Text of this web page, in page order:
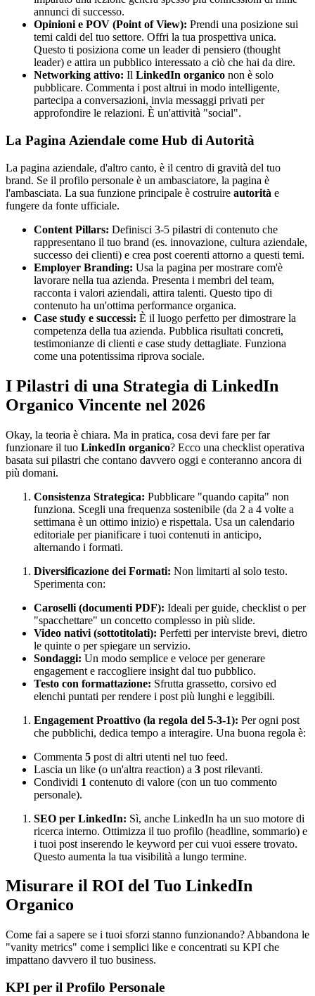
annunci di successo.
Opinioni e POV (Point of View): Prendi una posizione sui
temi caldi del tuo settore. Offri la tua prospettiva unica.
Questo ti posiziona come un leader di pensiero (thought
leader) e attira un pubblico interessato a ciò che hai da dire.
Networking attivo: Il LinkedIn organico non è solo
pubblicare. Commenta i post altrui in modo intelligente,
partecipa a conversazioni, invia messaggi privati per
approfondire le relazioni. È un'attività "social".
La Pagina Aziendale come Hub di Autorità
La pagina aziendale, d'altro canto, è il centro di gravità del tuo
brand. Se il profilo personale è un ambasciatore, la pagina è
l'ambasciata. La sua funzione principale è costruire autorità e
fungere da fonte ufficiale.
Content Pillars: Definisci 3-5 pilastri di contenuto che
rappresentano il tuo brand (es. innovazione, cultura aziendale,
successo dei clienti) e crea post coerenti attorno a questi temi.
Employer Branding: Usa la pagina per mostrare com'è
lavorare nella tua azienda. Presenta i membri del team,
racconta i valori aziendali, attira talenti. Questo tipo di
contenuto ha un'ottima performance organica.
Case study e successi: È il luogo perfetto per dimostrare la
competenza della tua azienda. Pubblica risultati concreti,
testimonianze di clienti e case study dettagliate. Funziona
come una potentissima riprova sociale.
I Pilastri di una Strategia di LinkedIn
Organico Vincente nel 2026
Okay, la teoria è chiara. Ma in pratica, cosa devi fare per far
funzionare il tuo LinkedIn organico? Ecco una checklist operativa
basata sui pilastri che contano davvero oggi e conteranno ancora di
più domani.
Consistenza Strategica: Pubblicare "quando capita" non
funziona. Scegli una frequenza sostenibile (da 2 a 4 volte a
settimana è un ottimo inizio) e rispettala. Usa un calendario
editoriale per pianificare i tuoi contenuti in anticipo,
alternando i formati.
Diversificazione dei Formati: Non limitarti al solo testo.
Sperimenta con:
Caroselli (documenti PDF): Ideali per guide, checklist o per
"spacchettare" un concetto complesso in più slide.
Video nativi (sottotitolati): Perfetti per interviste brevi, dietro
le quinte o per spiegare un servizio.
Sondaggi: Un modo semplice e veloce per generare
engagement e raccogliere insight dal tuo pubblico.
Testo con formattazione: Sfrutta grassetto, corsivo ed
elenchi puntati per rendere i post più lunghi e leggibili.
Engagement Proattivo (la regola del 5-3-1): Per ogni post
che pubblichi, dedica tempo a interagire. Una buona regola è:
Commenta 5 post di altri utenti nel tuo feed.
Lascia un like (o un'altra reaction) a 3 post rilevanti.
Condividi 1 contenuto di valore (con un tuo commento
personale).
SEO per LinkedIn: Sì, anche LinkedIn ha un suo motore di
ricerca interno. Ottimizza il tuo profilo (headline, sommario) e
i tuoi post inserendo le keyword per cui vuoi essere trovato.
Questo aumenta la tua visibilità a lungo termine.
Misurare il ROI del Tuo LinkedIn
Organico
Come fai a sapere se i tuoi sforzi stanno funzionando? Abbandona le
"vanity metrics" come i semplici like e concentrati su KPI che
impattano davvero il tuo business.
KPI per il Profilo Personale